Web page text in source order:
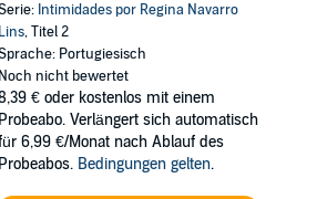
Intimidades por Regina Navarro
Lins, Titel 2
Portugiesisch
Noch nicht bewertet
€ oder kostenlos mit einem
Probeabo. Verlängert sich automatisch
6,99 €/Monat nach Ablauf des
Probeabos. Bedingungen gelten.